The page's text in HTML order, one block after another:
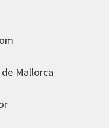
Mallorca